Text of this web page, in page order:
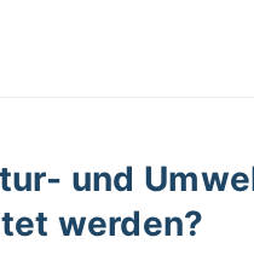
und
werden?